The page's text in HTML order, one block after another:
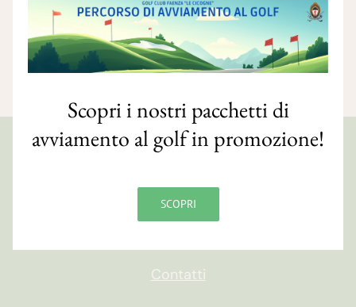
disponibili.
Via S. Orsola, 10/e
48018 Faenza (RA)
Contatti
Scopri i nostri pacchetti di
avviamento al golf in promozione!
SCOPRI